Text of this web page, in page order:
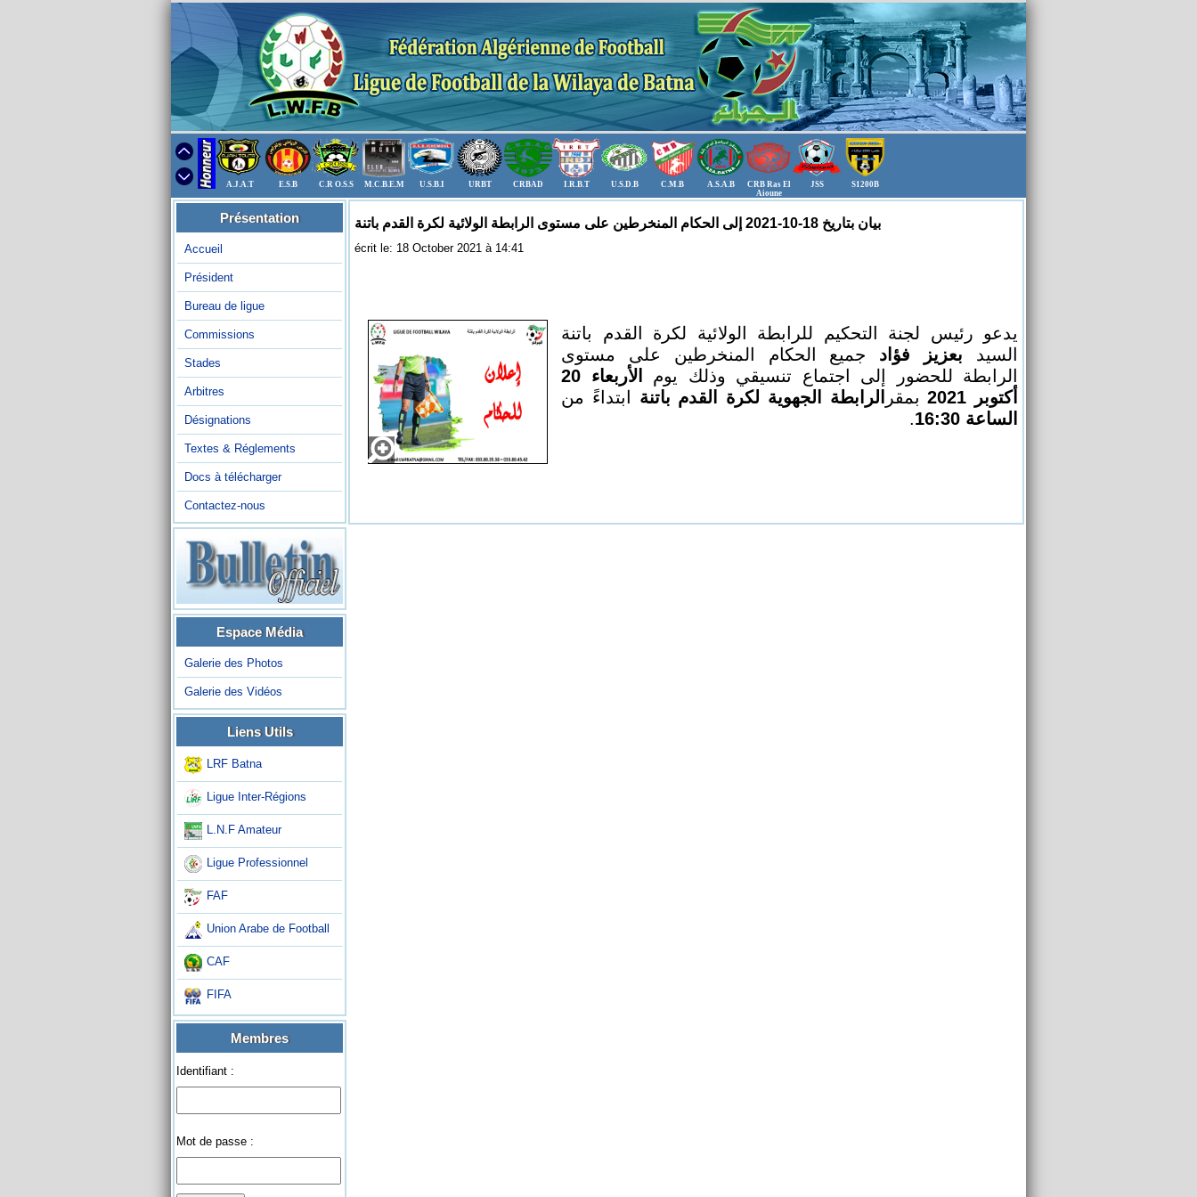
A.J.A.T E.S.B C.R O.S.S M.C.B.E.M U.S.B.I URBT CRBAD I.R.B.T U.S.D.B C.M.B A.S.A.B
CRB Ras El
Aioune
JSS S1200B
Présentation
Accueil
Président
Bureau de ligue
Commissions
Stades
Arbitres
Désignations
Textes & Réglements
Docs à télécharger
Contactez-nous
Espace Média
Galerie des Photos
Galerie des Vidéos
Liens Utils
LRF Batna
Ligue Inter-Régions
L.N.F Amateur
Ligue Professionnel
FAF
Union Arabe de Football
CAF
FIFA
Membres
Identifiant :
Mot de passe :
بيان بتاريخ 18-10-2021 إلى الحكام المنخرطين على مستوى الرابطة الولائية لكرة القدم باتنة
écrit le: 18 October 2021 à 14:41
يدعو رئيس لجنة التحكيم للرابطة الولائية لكرة القدم باتنة
السيد بعزيز فؤاد جميع الحكام المنخرطين على مستوى
الرابطة للحضور إلى اجتماع تنسيقي وذلك يوم
الأربعاء 20
أكتوبر 2021
بمقر الرابطة الجهوية لكرة القدم باتنة ابتداءً من
الساعة 16:30
.